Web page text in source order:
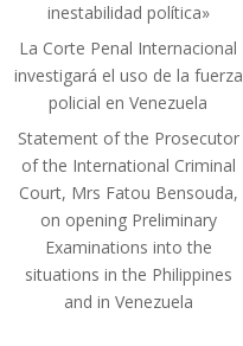
inestabilidad política»
La Corte Penal Internacional
investigará el uso de la fuerza
policial en Venezuela
Statement of the Prosecutor
of the International Criminal
Court, Mrs Fatou Bensouda,
on opening Preliminary
Examinations into the
situations in the Philippines
and in Venezuela